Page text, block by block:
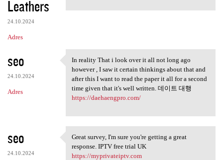
Leathers
24.10.2024
Adres
seo
24.10.2024
Adres
In reality That i look over
In reality That i look over it all not long ago
however , I saw it certain thinkings about that and
after this I want to read the paper it all for a second
time given that it's well written. 데이트 대행
https://daehaengpro.com/
seo
24.10.2024
Great survey, I'm sure you're
Great survey, I'm sure you're getting a great
response. IPTV free trial UK
https://myprivateiptv.com